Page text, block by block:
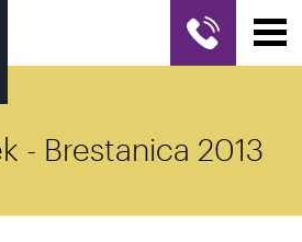
- Brestanica 2013